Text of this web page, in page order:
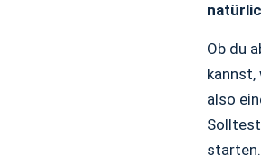
Ob du
also
starten.